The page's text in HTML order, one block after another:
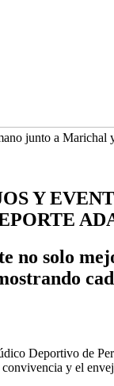
junto a Marichal
Y
solo
Deportivo de
y el